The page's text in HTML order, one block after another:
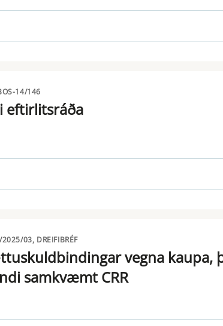
14/146
eftirlitsráða
03, DREIFIBRÉF
vegna kaupa,
samkvæmt CRR